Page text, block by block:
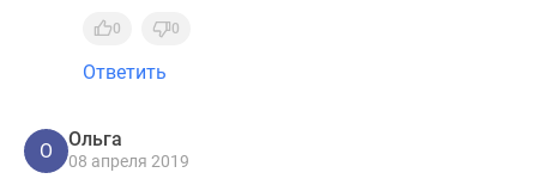
0 0
Ответить
О
Ольга
08 апреля 2019